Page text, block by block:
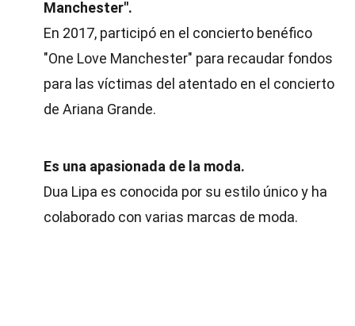
Manchester".
En 2017, participó en el concierto benéfico
"One Love Manchester" para recaudar fondos
para las víctimas del atentado en el concierto
de Ariana Grande.
Es una apasionada de la moda.
Dua Lipa es conocida por su estilo único y ha
colaborado con varias marcas de moda.